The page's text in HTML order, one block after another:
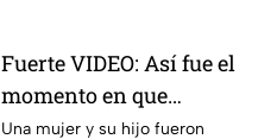
Fuerte VIDEO: Así fue el
momento en que
4tr0p3ll4n a una mujer
Una mujer y su hijo fueron